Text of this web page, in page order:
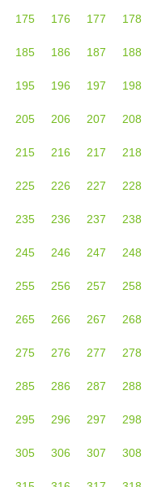
175 176 177 178
185 186 187 188
195 196 197 198
205 206 207 208
215 216 217 218
225 226 227 228
235 236 237 238
245 246 247 248
255 256 257 258
265 266 267 268
275 276 277 278
285 286 287 288
295 296 297 298
305 306 307 308